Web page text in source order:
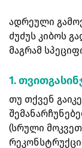
ადრეული
ძუძუს კიბოს
მაგრამ
1.
თუ თქვენ
(სრული